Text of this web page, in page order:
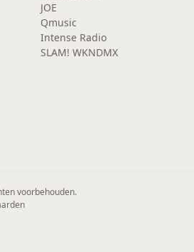
JOE
Qmusic
Intense Radio
SLAM! WKNDMX
voorbehouden.